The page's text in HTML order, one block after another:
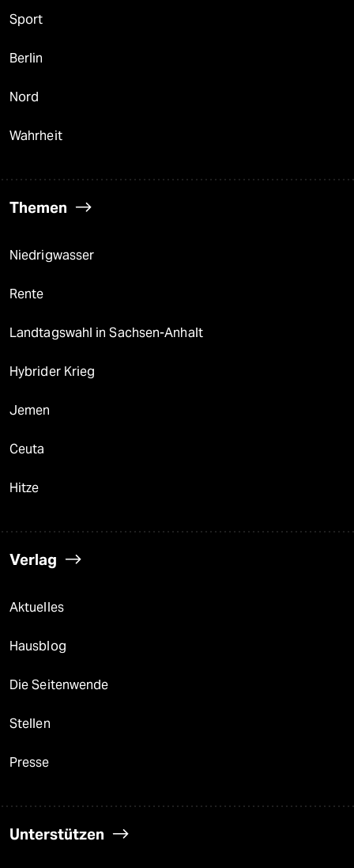
Sport
Berlin
Nord
Wahrheit
Themen
Niedrigwasser
Rente
Landtagswahl in Sachsen-Anhalt
Hybrider Krieg
Jemen
Ceuta
Hitze
Verlag
Aktuelles
Hausblog
Die Seitenwende
Stellen
Presse
Unterstützen